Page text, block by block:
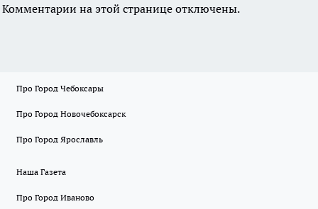
Комментарии на этой странице отключены.
Про Город Чебоксары
Про Город Новочебоксарск
Про Город Ярославль
Наша Газета
Про Город Иваново